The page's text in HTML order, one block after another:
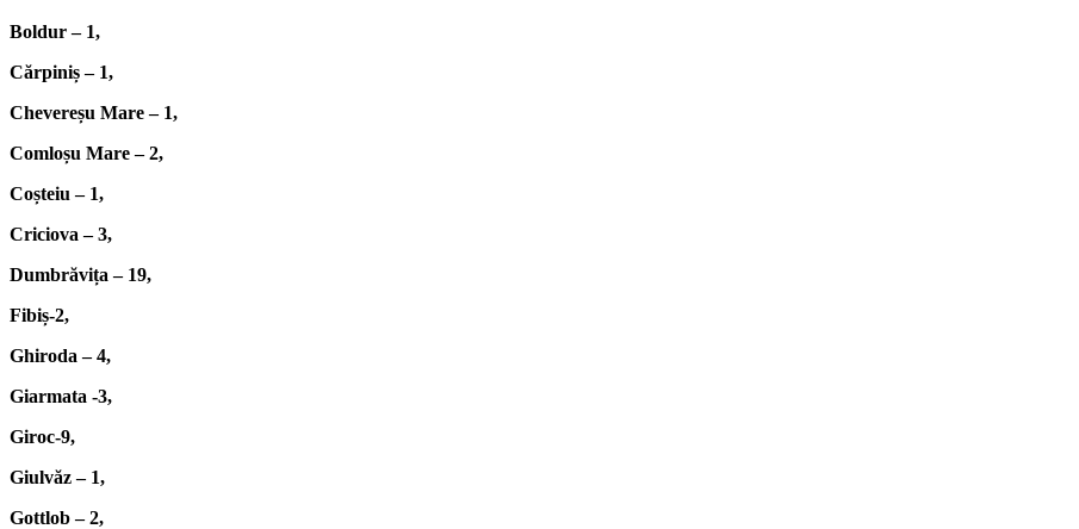
Boldur – 1,
Cărpiniș – 1,
Chevereșu Mare – 1,
Comloșu Mare – 2,
Coșteiu – 1,
Criciova – 3,
Dumbrăvița – 19,
Fibiș-2,
Ghiroda – 4,
Giarmata -3,
Giroc-9,
Giulvăz – 1,
Gottlob – 2,